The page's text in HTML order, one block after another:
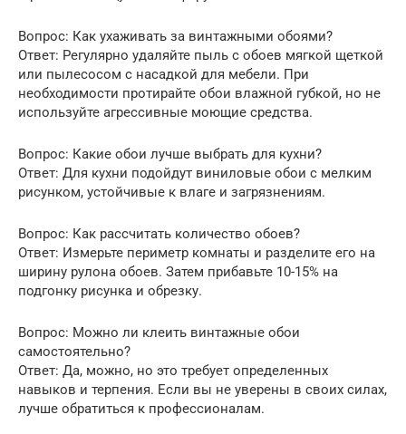
Вопрос: Как ухаживать за винтажными обоями?
Ответ: Регулярно удаляйте пыль с обоев мягкой щеткой
или пылесосом с насадкой для мебели. При
необходимости протирайте обои влажной губкой, но не
используйте агрессивные моющие средства.
Вопрос: Какие обои лучше выбрать для кухни?
Ответ: Для кухни подойдут виниловые обои с мелким
рисунком, устойчивые к влаге и загрязнениям.
Вопрос: Как рассчитать количество обоев?
Ответ: Измерьте периметр комнаты и разделите его на
ширину рулона обоев. Затем прибавьте 10-15% на
подгонку рисунка и обрезку.
Вопрос: Можно ли клеить винтажные обои
самостоятельно?
Ответ: Да, можно, но это требует определенных
навыков и терпения. Если вы не уверены в своих силах,
лучше обратиться к профессионалам.